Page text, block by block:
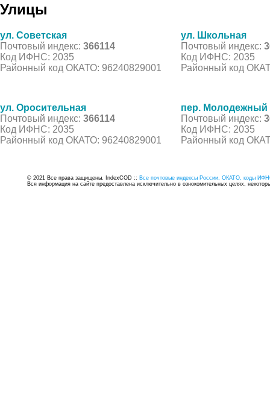
Улицы
ул. Советская
Почтовый индекс: 366114
Код ИФНС: 2035
Районный код ОКАТО: 96240829001
ул. Школьная
Почтовый индекс:
Код ИФНС: 2035
Районный код
ул. Оросительная
Почтовый индекс: 366114
Код ИФНС: 2035
Районный код ОКАТО: 96240829001
пер. Молодежный
Почтовый индекс:
Код ИФНС: 2035
Районный код
© 2021 Все права защищены. IndexCOD :: Все почтовые индексы России, ОКАТО, коды
Вся информация на сайте предоставлена исключительно в ознокомительных целях,